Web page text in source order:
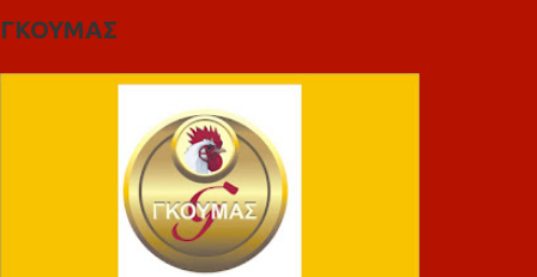
ΓΚΟΥΜΑΣ